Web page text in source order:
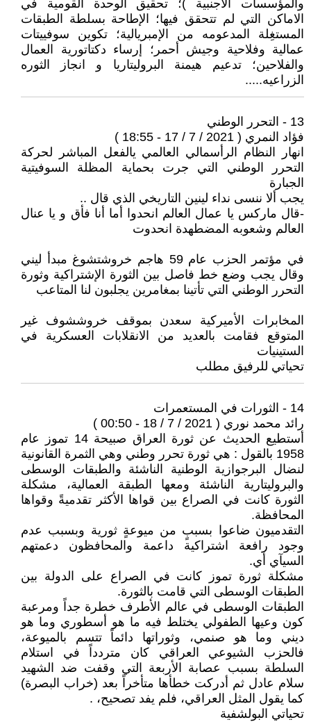
والمؤسسات ألأجنبية )؛ تحقيق الوحدة القومية في
الاماكن التي لم تتحقق فيها؛ الإطاحة بسلطة الطبقات
المستغِلة المدعومه من الإمبريالية؛ تكوين سوفييتات
عمالية وفلاحية وجيش أحمر؛ إرساء دكتاتورية العمال
والفلاحين؛ تدعيم هيمنة البروليتاريا و انجاز الثوره
الزراعيه.....
13 - التحرر الوطني
فؤاد النمري ( 2021 / 7 / 17 - 18:55 )
انهار النظام الرأسمالي العالمي يالفعل المباشر لحركة
التحرر الوطني التي جرت بحماية المظلة السوفيتية
الجبارة
يجب ألا ننسى نداء لينين التاريخي الذي قال ..
-قال ماركس يا عمال العالم انحدوا أما أنا فأق و يا عنال
العالم وشعوبه المضطهدة انحدوت
في مؤتمر الحزب عام 59 هاجم خروشتشوغ مبدأ ليني
وقال يجب وضع خط فاصل بين الثورة الإشتراكية وثورة
التحرر الوطني التي تأتينا بمغامرين يجلبون لنا المتاعب
المخابرات الأميركية سعدن بموقف خروششوف غير
المتوقع فقامت بالعديد من الانقلابات العسكرية في
الستينيات
تحياتي للرفيق مطلب
14 - الثورات في المستعمرات
رائد محمد نوري ( 2021 / 7 / 18 - 00:50 )
أستطيع الحديث عن ثورة العراق صبيحة 14 تموز عام
1958 بالقول : هي ثورة تحرر وطني وهي الثمرة القانونية
لنضال البرجوازية الوطنية الناشئة والطبقات الوسطى
والبروليتارية الناشئة ومعها الطبقة العمالية، مشكلة
الثورة كانت في الصراع بين قواها الأكثر تقدميةً وقواها
المحافظة.
التقدميون ضاعوا بسببٍ من ميوعةٍ ثورية وبسبب عدم
وجود رافعة اشتراكية داعمة والمحافظون دعمتهم
السيآي أي.
مشكلة ثورة تموز كانت في الصراع على الدولة بين
الطبقات الوسطى التي قامت بالثورة.
الطبقات الوسطى في عالم الأطرف خطرة جداً ومرعبة
كون وعيها الطفولي يختلط فيه ما هو أسطوري وما هو
ديني وما هو صنمي، وثوراتها دائماً تتسم بالميوعة،
فالحزب الشيوعي العراقي كان متردداً في استلام
السلطة بسبب عصابة الأربعة التي وقفت ضد الشهيد
سلام عادل ثم أدركت خطأها متأخراً بعد (خراب البصرة)
كما يقول المثل العراقي، فلم يفد تصحيح، .
تحياتي البولشفية